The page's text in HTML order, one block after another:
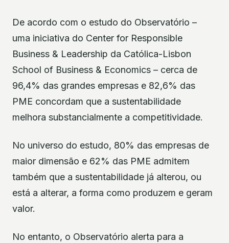
De acordo com o estudo do Observatório –
uma iniciativa do Center for Responsible
Business & Leadership da Católica-Lisbon
School of Business & Economics – cerca de
96,4% das grandes empresas e 82,6% das
PME concordam que a sustentabilidade
melhora substancialmente a competitividade.
No universo do estudo, 80% das empresas de
maior dimensão e 62% das PME admitem
também que a sustentabilidade já alterou, ou
está a alterar, a forma como produzem e geram
valor.
No entanto, o Observatório alerta para a